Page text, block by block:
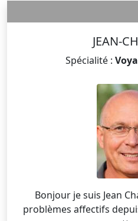
JEAN-
Spécialité :
Bonjour je suis Jean
problèmes affectifs